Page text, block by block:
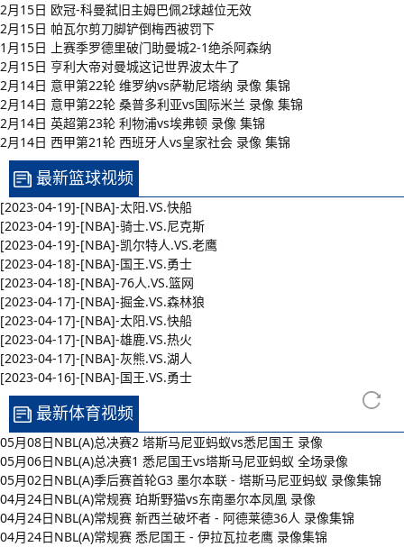
2月15日 欧冠-科曼弑旧主姆巴佩2球越位无效
2月15日 帕瓦尔剪刀脚铲倒梅西被罚下
1月15日 上赛季罗德里破门助曼城2-1绝杀阿森纳
2月15日 亨利大帝对曼城这记世界波太牛了
2月14日 意甲第22轮 维罗纳vs萨勒尼塔纳 录像 集锦
2月14日 意甲第22轮 桑普多利亚vs国际米兰 录像 集锦
2月14日 英超第23轮 利物浦vs埃弗顿 录像 集锦
2月14日 西甲第21轮 西班牙人vs皇家社会 录像 集锦
最新篮球视频
[2023-04-19]-[NBA]-太阳.VS.快船
[2023-04-19]-[NBA]-骑士.VS.尼克斯
[2023-04-19]-[NBA]-凯尔特人.VS.老鹰
[2023-04-18]-[NBA]-国王.VS.勇士
[2023-04-18]-[NBA]-76人.VS.篮网
[2023-04-17]-[NBA]-掘金.VS.森林狼
[2023-04-17]-[NBA]-太阳.VS.快船
[2023-04-17]-[NBA]-雄鹿.VS.热火
[2023-04-17]-[NBA]-灰熊.VS.湖人
[2023-04-16]-[NBA]-国王.VS.勇士
最新体育视频
05月08日NBL(A)总决赛2 塔斯马尼亚蚂蚁vs悉尼国王 录像
05月06日NBL(A)总决赛1 悉尼国王vs塔斯马尼亚蚂蚁 全场录像
05月02日NBL(A)季后赛首轮G3 墨尔本联 - 塔斯马尼亚蚂蚁 录像集锦
04月24日NBL(A)常规赛 珀斯野猫vs东南墨尔本凤凰 录像
04月24日NBL(A)常规赛 新西兰破坏者 - 阿德莱德36人 录像集锦
04月24日NBL(A)常规赛 悉尼国王 - 伊拉瓦拉老鹰 录像集锦